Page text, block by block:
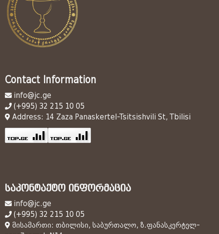
Contact Information
info@jc.ge
(+995) 32 215 10 05
Address: 14 Zaza Panaskertel-Tsitsishvili St, Tbilisi
საკონტაქტო ინფორმაცია
info@jc.ge
(+995) 32 215 10 05
მისამართი: თბილისი, საბურთალო, ზ.ფანასკერტელ-